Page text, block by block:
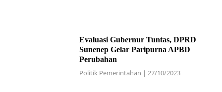
Evaluasi Gubernur Tuntas, DPRD
Sunenep Gelar Paripurna APBD
Perubahan
Politik Pemerintahan | 27/10/2023